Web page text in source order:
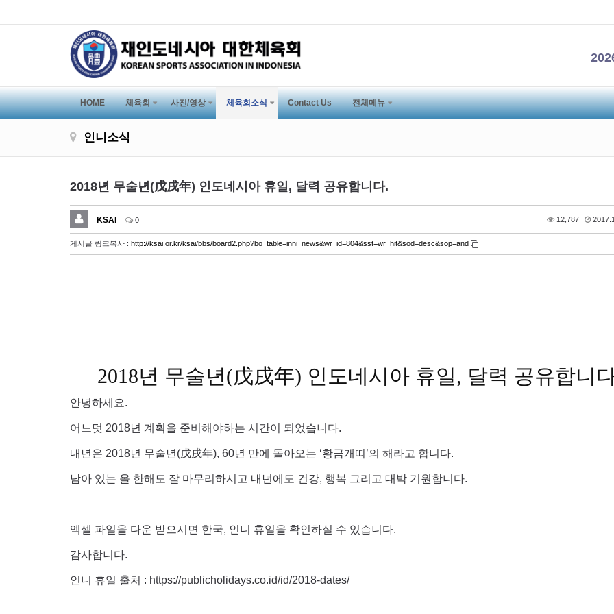
HOME 체육회 사진/영상 체육회소식 Contact Us 전체메뉴
인니소식
2018년 무술년(戊戌年) 인도네시아 휴일, 달력 공유합니다.
KSAI 0 12,787
게시글 링크복사 : http://ksai.or.kr/ksai/bbs/board2.php?bo_table=inni_news&wr_id=804&sst=wr_hit&sod=desc&sop=and
2018년 무술년(戊戌年) 인도네시아 휴일, 달력 공유합니
안녕하세요.
어느덧 2018년 계획을 준비해야하는 시간이 되었습니다.
내년은 2018년 무술년(戊戌年), 60년 만에 돌아오는 ‘황금개띠’의 해라고 합니다.
남아 있는 올 한해도 잘 마무리하시고 내년에도 건강, 행복 그리고 대박 기원합니다.
엑셀 파일을 다운 받으시면 한국, 인니 휴일을 확인하실 수 있습니다.
감사합니다.
인니 휴일 출처 : https://publicholidays.co.id/id/2018-dates/